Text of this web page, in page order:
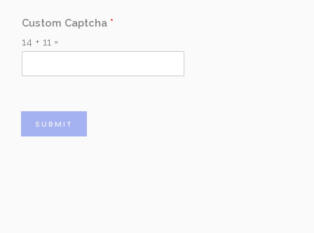
Custom Captcha *
14 + 11 =
SUBMIT